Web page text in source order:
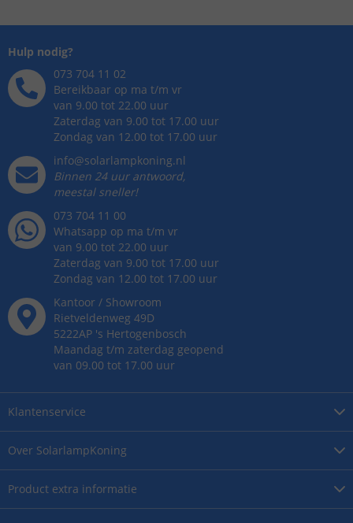
Over SolarlampKoning
Product extra informatie
Klantenservice
Hulp nodig?
073 704 11 02
Bereikbaar op ma t/m vr
van 9.00 tot 22.00 uur
Zaterdag van 9.00 tot 17.00 uur
Zondag van 12.00 tot 17.00 uur
info@solarlampkoning.nl
Binnen 24 uur antwoord,
meestal sneller!
073 704 11 00
Whatsapp op ma t/m vr
van 9.00 tot 22.00 uur
Zaterdag van 9.00 tot 17.00 uur
Zondag van 12.00 tot 17.00 uur
Kantoor / Showroom
Rietveldenweg 49D
5222AP 's Hertogenbosch
Maandag t/m zaterdag geopend
van 09.00 tot 17.00 uur